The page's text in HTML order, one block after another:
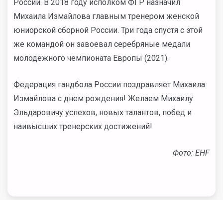
России. В 2018 году исполком ФГР назначил
Михаила Измайлова главным тренером женской
юниорской сборной России. Три года спустя с этой
же командой он завоевал серебряные медали
молодежного чемпионата Европы (2021).
Федерация гандбола России поздравляет Михаила
Измайлова с днем рождения! Желаем Михаилу
Эльдаровичу успехов, новых талантов, побед и
наивысших тренерских достижений!
Фото: EHF